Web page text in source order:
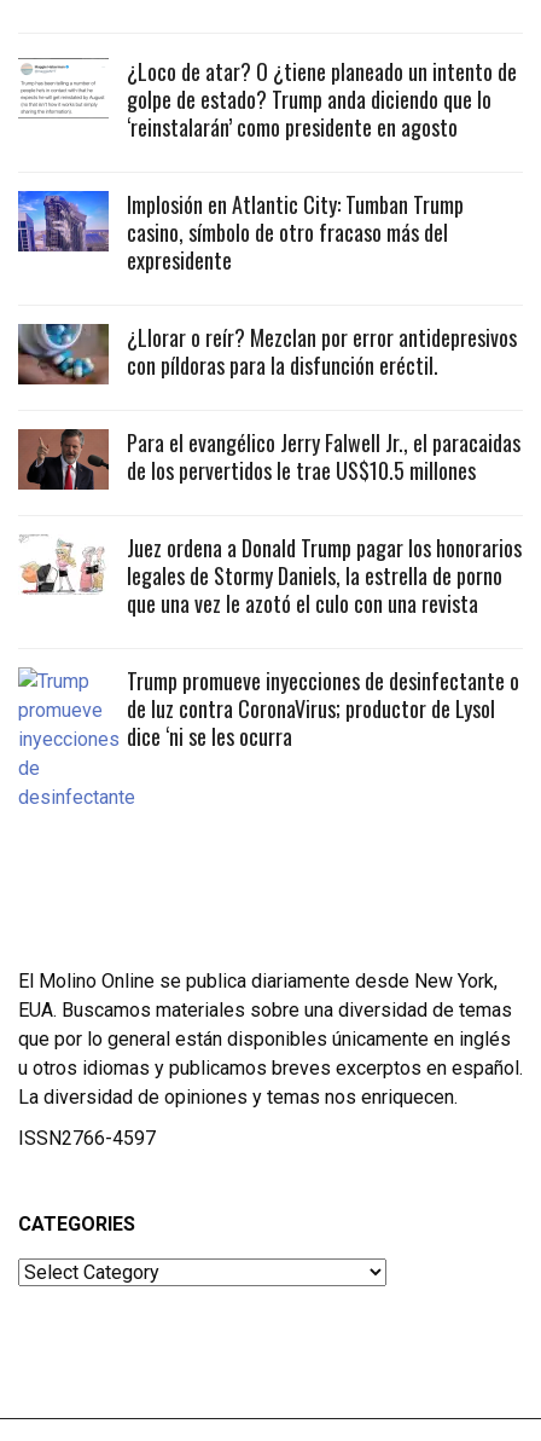
¿Loco de atar? O ¿tiene planeado un intento de
golpe de estado? Trump anda diciendo que lo
‘reinstalarán’ como presidente en agosto
Implosión en Atlantic City: Tumban Trump
casino, símbolo de otro fracaso más del
expresidente
¿Llorar o reír? Mezclan por error antidepresivos
con píldoras para la disfunción eréctil.
Para el evangélico Jerry Falwell Jr., el paracaidas
de los pervertidos le trae US$10.5 millones
Juez ordena a Donald Trump pagar los honorarios
legales de Stormy Daniels, la estrella de porno
que una vez le azotó el culo con una revista
Trump promueve inyecciones de desinfectante o
de luz contra CoronaVirus; productor de Lysol
dice ‘ni se les ocurra
El Molino Online se publica diariamente desde New York,
EUA. Buscamos materiales sobre una diversidad de temas
que por lo general están disponibles únicamente en inglés
u otros idiomas y publicamos breves excerptos en español.
La diversidad de opiniones y temas nos enriquecen.
ISSN2766-4597
CATEGORIES
Categories